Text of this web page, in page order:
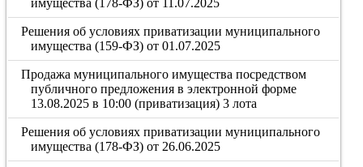
имущества (178-ФЗ) от 11.07.2025
Решения об условиях приватизации муниципального
имущества (159-ФЗ) от 01.07.2025
Продажа муниципального имущества посредством
публичного предложения в электронной форме
13.08.2025 в 10:00 (приватизация) 3 лота
Решения об условиях приватизации муниципального
имущества (178-ФЗ) от 26.06.2025